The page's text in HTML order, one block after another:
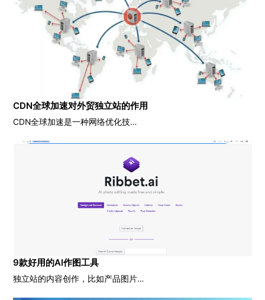
CDN全球加速对外贸独立站的作用
CDN全球加速是一种网络优化技…
9款好用的AI作图工具
独立站的内容创作，比如产品图片…